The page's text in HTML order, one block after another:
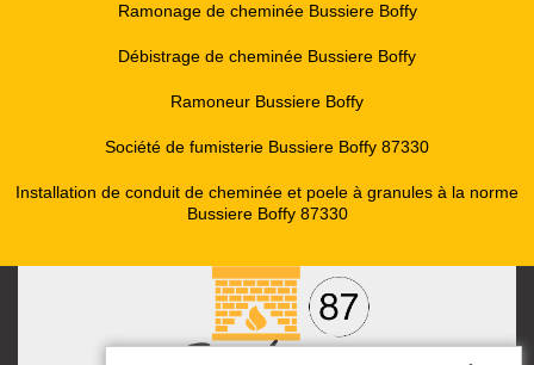
Ramonage de cheminée Bussiere Boffy
Débistrage de cheminée Bussiere Boffy
Ramoneur Bussiere Boffy
Société de fumisterie Bussiere Boffy 87330
Installation de conduit de cheminée et poele à granules à la norme
Bussiere Boffy 87330